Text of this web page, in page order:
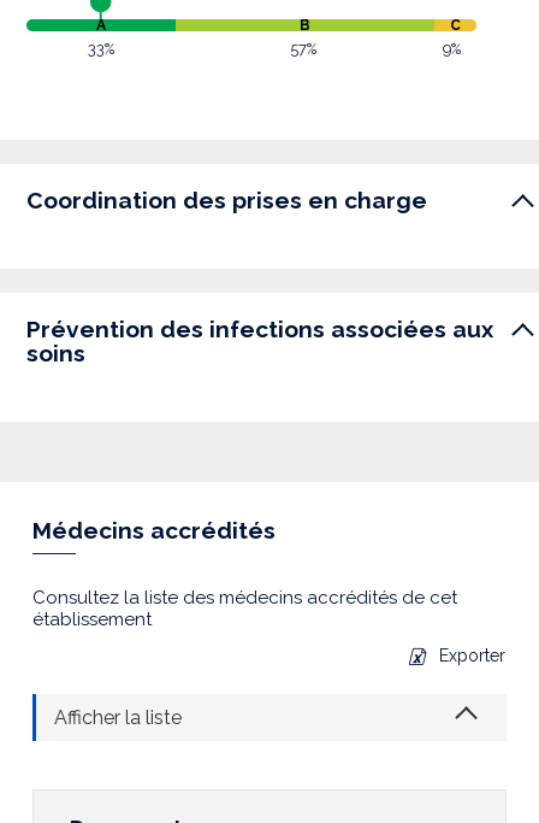
A B C
33% 57% 9%
Coordination des prises en charge
Prévention des infections associées aux
soins
Médecins accrédités
Consultez la liste des médecins accrédités de cet
établissement
Exporter
Afficher la liste